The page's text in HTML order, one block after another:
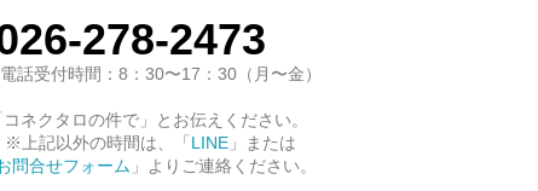
278-2473
電話受付時間：8：30〜17：30（月〜金）
コネクタロの件で」とお伝えください。
※上記以外の時間は、「 LINE」または
問合せフォーム 」よりご連絡ください。